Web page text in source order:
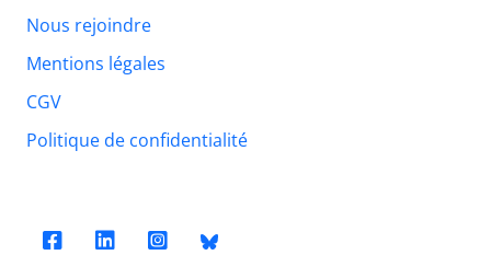
Nous rejoindre
Mentions légales
CGV
Politique de confidentialité